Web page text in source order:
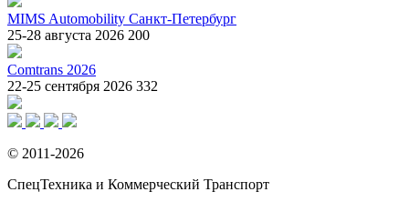
MIMS Automobility Санкт-Петербург
25-28 августа 2026 200
Comtrans 2026
22-25 сентября 2026 332
© 2011-2026
СпецТехника и Коммерческий Транспорт